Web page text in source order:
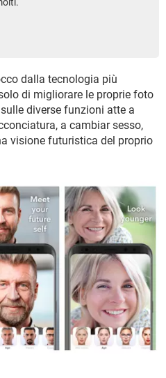
dalla tecnologia più
di migliorare le proprie foto
diverse funzioni atte a
a cambiar sesso,
visione futuristica del proprio